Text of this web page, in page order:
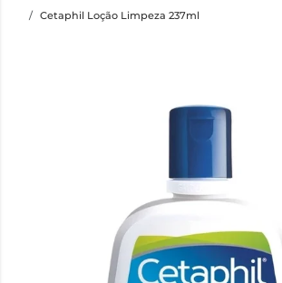
Cetaphil Loção Limpeza 237ml